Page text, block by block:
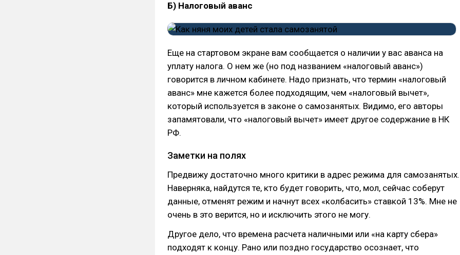
Б) Налоговый аванс
Еще на стартовом экране вам сообщается о наличии у вас аванса на
уплату налога. О нем же (но под названием «налоговый аванс»)
говорится в личном кабинете. Надо признать, что термин «налоговый
аванс» мне кажется более подходящим, чем «налоговый вычет»,
который используется в законе о самозанятых. Видимо, его авторы
запамятовали, что «налоговый вычет» имеет другое содержание в НК
РФ.
Заметки на полях
Предвижу достаточно много критики в адрес режима для самозанятых.
Наверняка, найдутся те, кто будет говорить, что, мол, сейчас соберут
данные, отменят режим и начнут всех «колбасить» ставкой 13%. Мне не
очень в это верится, но и исключить этого не могу.
Другое дело, что времена расчета наличными или «на карту сбера»
подходят к концу. Рано или поздно государство осознает, что